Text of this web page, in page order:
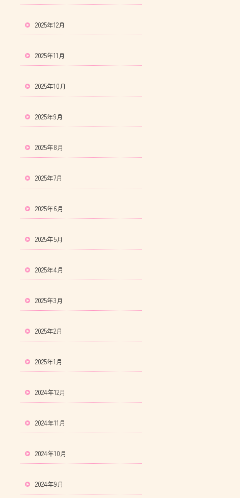
2025年12月
2025年11月
2025年10月
2025年9月
2025年8月
2025年7月
2025年6月
2025年5月
2025年4月
2025年3月
2025年2月
2025年1月
2024年12月
2024年11月
2024年10月
2024年9月